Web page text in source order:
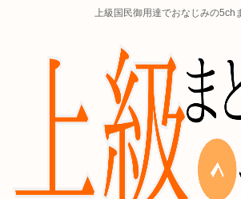
上級国民御用達でおなじみの5ch